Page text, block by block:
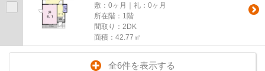
敷：0ヶ月｜礼：0ヶ月
所在階：1階
間取り：2DK
面積：42.77㎡
全6件を表示する